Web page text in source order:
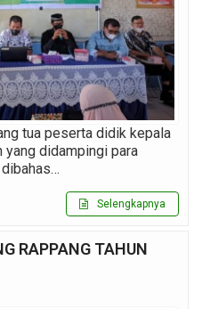
tua peserta didik kepala
yang didampingi para
Selengkapnya
RAPPANG TAHUN